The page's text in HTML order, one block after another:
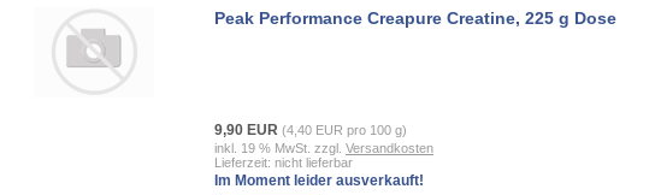
Peak Performance Creapure Creatine, 225 g Dose
9,90 EUR (4,40 EUR pro 100 g)
inkl. 19 % MwSt. zzgl. Versandkosten
Lieferzeit: nicht lieferbar
Im Moment leider ausverkauft!